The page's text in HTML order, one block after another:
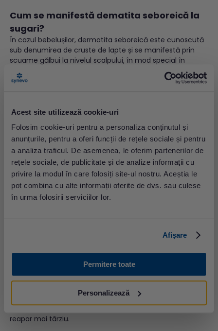
Acest site utilizează cookie-uri
Folosim cookie-uri pentru a personaliza conținutul și
anunțurile, pentru a oferi funcții de rețele sociale și pentru
a analiza traficul. De asemenea, le oferim partenerilor de
rețele sociale, de publicitate și de analize informații cu
privire la modul în care folosiți site-ul nostru. Aceștia le
pot combina cu alte informații oferite de dvs. sau culese
în urma folosirii serviciilor lor.
Afişare
Permitere toate
Personalizează
Cum se manifestă dematita seboreică la
sugari?
În cazul bebelușilor, dermatita seboreică este cunoscută
sub denumirea de cruste de lapte și se manifestă prin
scuame gălbui la nivelul scalpului, în mod special în
complica și infecta:
Infecție bacteriană sau fungică secundară;
Modificari ale texturii pielii – subțiere;
Căderea parului.
Dermatita seboreică: Cum se pune diagnosticul?
Dermatita seboreică este o afecțiune ușor de
diagnosticat datorită aspectului său și a zonei afectate
de pe corp. Anamneza (discuția despre simptome) și
seboreică. Uneori, medicul poate solicita efectuarea unei
biopsii pentru excluderea altor probleme medicale dacă
mică bucată de piele din zona afectată pentru a fi
Uneori simptomele pot dispărea de la sine, însă de cele
mai multe ori este o afecțiune care se manifestă toată
viața, cu episoade care se vindecă sub tratament și
reapar mai târziu.